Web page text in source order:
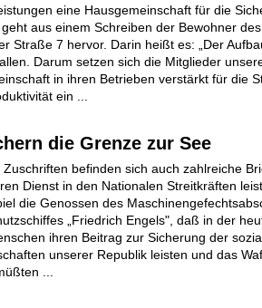
eine Hausgemeinschaft für die
aus einem Schreiben der Bewohner
Straße 7 hervor. Darin heißt es: „Der
Darum setzen sich die Mitglieder
in ihren Betrieben verstärkt für die
ein ...
die Grenze zur See
Zuschriften befinden sich auch zahlreiche
Dienst in den Nationalen Streitkräften
die Genossen des
„Friedrich Engels", daß in der
ihren Beitrag zur Sicherung der
unserer Republik leisten und das
...